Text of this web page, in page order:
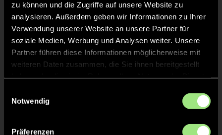
zu können und die Zugriffe auf unsere Website zu
analysieren. Außerdem geben wir Informationen zu Ihrer
Verwendung unserer Website an unsere Partner für
soziale Medien, Werbung und Analysen weiter. Unsere
Partner führen diese Informationen möglicherweise mit
weiteren Daten zusammen, die Sie ihnen bereitgestellt
Notwendig
Präferenzen
Louisa Sophia
Mona